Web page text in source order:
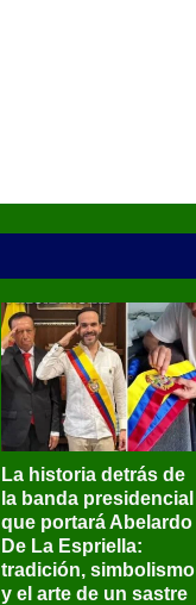
La historia detrás de
la banda presidencial
que portará Abelardo
De La Espriella:
tradición, simbolismo
y el arte de un sastre